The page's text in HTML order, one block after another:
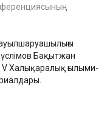
Бақытжан
V Халықаралық ғылыми-